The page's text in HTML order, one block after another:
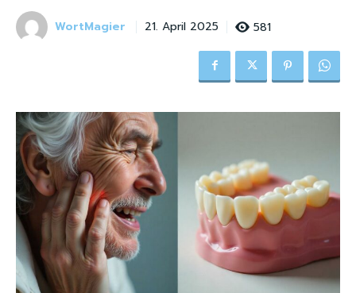
WortMagier 21. April 2025 581